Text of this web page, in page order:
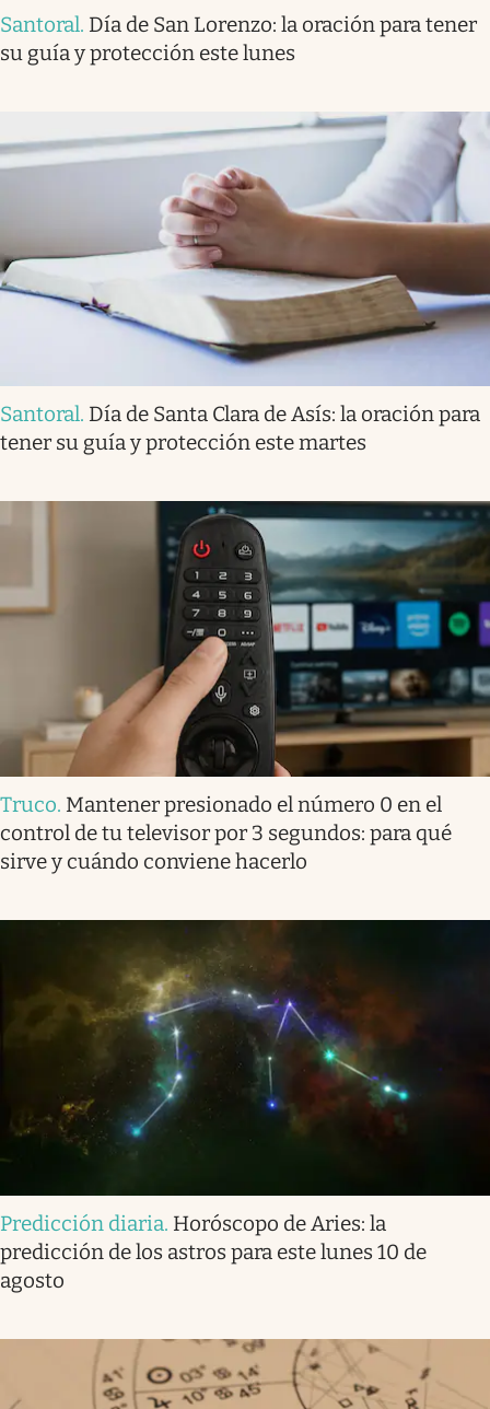
Santoral. Día de San Lorenzo: la oración para tener
su guía y protección este lunes
Santoral. Día de Santa Clara de Asís: la oración para
tener su guía y protección este martes
Truco. Mantener presionado el número 0 en el
control de tu televisor por 3 segundos: para qué
sirve y cuándo conviene hacerlo
Predicción diaria. Horóscopo de Aries: la
predicción de los astros para este lunes 10 de
agosto